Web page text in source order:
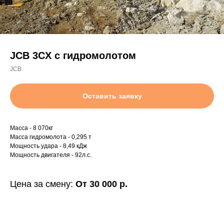
JCB 3CX с гидромолотом
JCB
Оставить заявку
Масса - 8 070кг
Масса гидромолота - 0,295 т
Мощность удара - 8,49 кДж
Мощность двигателя - 92л.с.
Цена за смену: От 30 000 р.